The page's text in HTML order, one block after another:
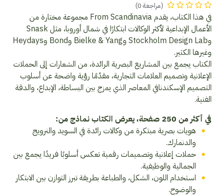
(مراجعة 0)
في هذا الكتاب، يقدم From Scandinavia مجموعة مختارة من
الأعمال الإبداعية لأكثر الوكالات ابتكارًا في شمال أوروبا، مثل Snask
وStockholm Design Lab وBielke & Yang وBond وHeydays
وغيرها الكثير.
الكتاب يجمع بين المشاريع البصرية الرائدة، من الشعارات إلى الحملات
الإعلانية وتصميم العلامات التجارية، مقدّمًا رؤية واضحة عن أسلوب
التصميم الإسكندنافي المعاصر الذي يمزج بين البساطة، الإبداع، والدقة
الفنية.
في أكثر من 250 صفحة، يعرض الكتاب نماذج من:
هويات بصرية مبتكرة من وكالات رائدة في السويد والنرويج
والدنمارك.
حملات إعلانية وتصميمات رقمية تعكس أسلوبًا فريدًا يجمع بين
الجمالية والوظيفية.
استخدام اللون، الشكل، والطباعة بطريقة تبرز التوازن بين الابتكار
والوضوح.